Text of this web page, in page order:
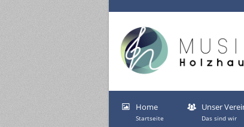
Home
Startseite
Unser
Das sind wir